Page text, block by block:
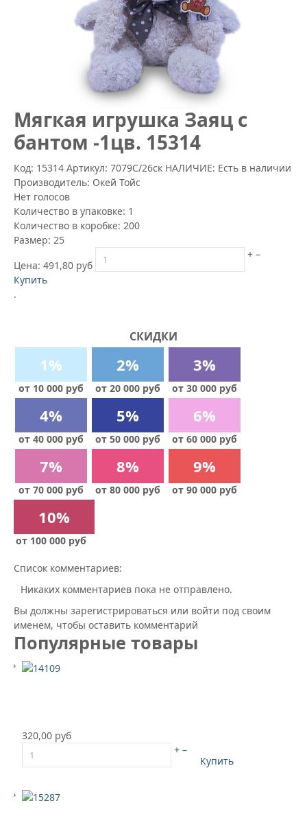
Mягкая игрушка Заяц с
бантом -1цв. 15314
Код: 15314 Артикул: 7079С/26ск НАЛИЧИЕ: Есть в наличии
Производитель: Окей Тойс
Нет голосов
Количество в упаковке: 1
Количество в коробке: 200
Размер: 25
Цена: 491,80 руб
+ –
Купить
.
СКИДКИ
1%
от 10 000 руб
2%
от 20 000 руб
3%
от 30 000 руб
4%
от 40 000 руб
5%
от 50 000 руб
6%
от 60 000 руб
7%
от 70 000 руб
8%
от 80 000 руб
9%
от 90 000 руб
10%
от 100 000 руб
Список комментариев:
Никаких комментариев пока не отправлено.
Вы должны зарегистрироваться или войти под своим
именем, чтобы оставить комментарий
Популярные товары
320,00 руб
+ –
Купить